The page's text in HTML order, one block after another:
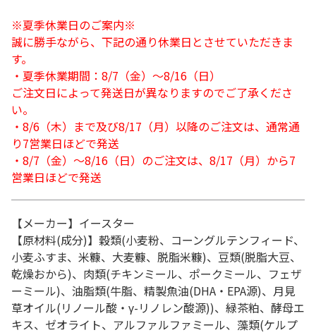
※夏季休業日のご案内※
誠に勝手ながら、下記の通り休業日とさせていただきま
す。
・夏季休業期間：8/7（金）～8/16（日）
ご注文日によって発送日が異なりますのでご了承くださ
い。
・8/6（木）まで及び8/17（月）以降のご注文は、通常通
り7営業日ほどで発送
・8/7（金）～8/16（日）のご注文は、8/17（月）から7
営業日ほどで発送
【メーカー】イースター
【原材料(成分)】穀類(小麦粉、コーングルテンフィード、
小麦ふすま、米糠、大麦糠、脱脂米糠)、豆類(脱脂大豆、
乾燥おから)、肉類(チキンミール、ポークミール、フェザ
ーミール)、油脂類(牛脂、精製魚油(DHA・EPA源)、月見
草オイル(リノール酸・γ-リノレン酸源))、緑茶粕、酵母エ
キス、ゼオライト、アルファルファミール、藻類(ケルプ